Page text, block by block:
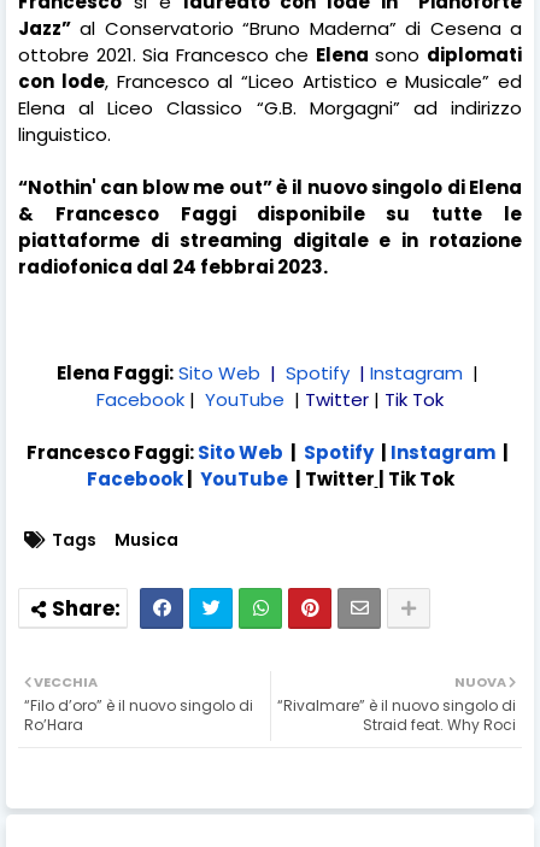
Jazz” al Conservatorio “Bruno Maderna” di Cesena a
ottobre 2021. Sia Francesco che Elena sono diplomati
con lode, Francesco al “Liceo Artistico e Musicale” ed
Elena al Liceo Classico “G.B. Morgagni” ad indirizzo
linguistico.
“Nothin' can blow me out” è il nuovo singolo di Elena
& Francesco Faggi disponibile su tutte le
piattaforme di streaming digitale e in rotazione
radiofonica dal 24 febbrai 2023.
Elena Faggi:Sito Web | Spotify | Instagram |
Facebook | YouTube | Twitter | Tik Tok
Francesco Faggi:Sito Web | Spotify | Instagram |
Facebook| YouTube| Twitter | Tik Tok
Tags Musica
NUOVA
“Rivalmare” è il nuovo singolo di
Straid feat. Why Roci
VECCHIA
“Filo d’oro” è il nuovo singolo di
Ro’Hara